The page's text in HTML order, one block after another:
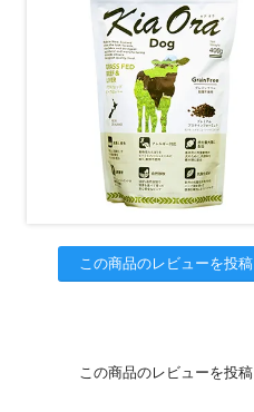
この商品のレビューを投稿
この商品のレビューを投稿